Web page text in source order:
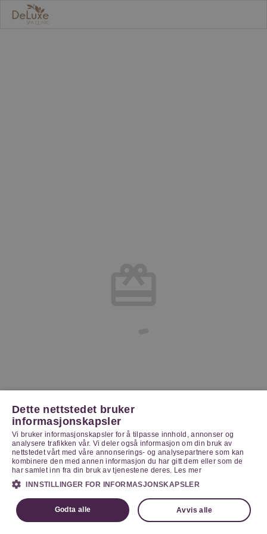
Dette nettstedet bruker
informasjonskapsler
Vi bruker informasjonskapsler for å tilpasse innhold, annonser og
analysere trafikken vår. Vi deler også informasjon om din bruk av
nettstedet vårt med våre annonserings- og analysepartnere som kan
kombinere den med annen informasjon du har gitt dem eller som de
har samlet inn fra din bruk av tjenestene deres. Les mer
INNSTILLINGER FOR INFORMASJONSKAPSLER
Godta alle Avvis alle